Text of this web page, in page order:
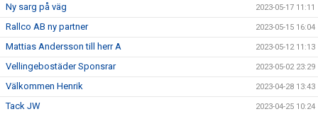
Ny sarg på väg 2023-05-17 11:11
Rallco AB ny partner 2023-05-15 16:04
Mattias Andersson till herr A 2023-05-12 11:13
Vellingebostäder Sponsrar 2023-05-02 23:29
Välkommen Henrik 2023-04-28 13:43
Tack JW 2023-04-25 10:24